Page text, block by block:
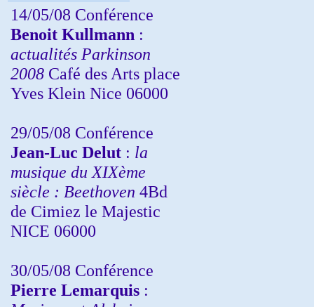
14/05/08 Conférence
Benoit Kullmann :
actualités Parkinson
2008 Café des Arts place
Yves Klein Nice 06000
29/05/08 Conférence
Jean-Luc Delut : la
musique du XIXème
siècle : Beethoven 4Bd
de Cimiez le Majestic
NICE 06000
30/05/08 Conférence
Pierre Lemarquis :